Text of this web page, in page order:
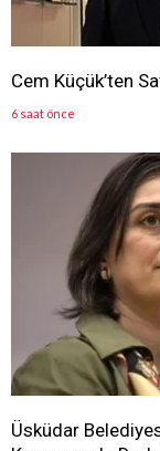
Cem Küçük’ten
6 saat önce
Üsküdar